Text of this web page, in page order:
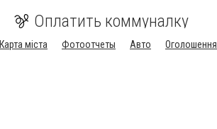
Оплатить коммуналку
Карта міста Фотоотчеты Авто
Оголошення